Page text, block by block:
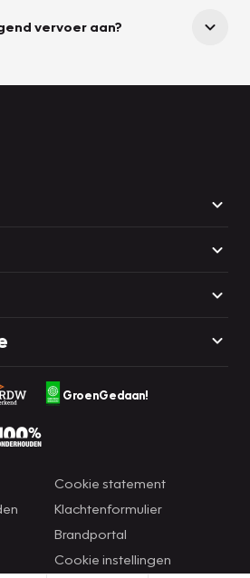
vervoer aan?
GroenGedaan!
Cookie statement
Klachtenformulier
Brandportal
Cookie instellingen